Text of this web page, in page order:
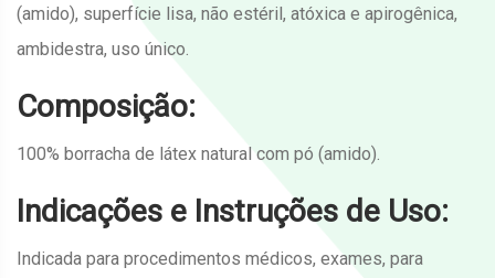
(amido), superfície lisa, não estéril, atóxica e apirogênica,
ambidestra, uso único.
Composição:
100% borracha de látex natural com pó (amido).
Indicações e Instruções de Uso:
Indicada para procedimentos médicos, exames, para